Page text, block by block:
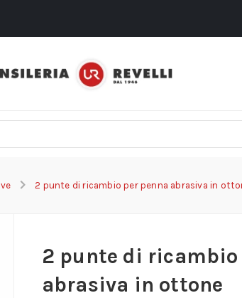
2 punte di ricambio per penna abrasiva in
2 punte di ricambio
abrasiva in ottone